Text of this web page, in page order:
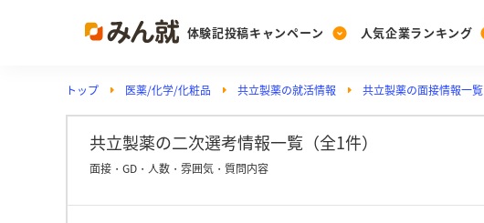
体験記投稿キャンペーン
Post
投稿する
人気企業ランキング
Ranking
ランキングを見る
Vote
PickUp
注目の企業特集
トップ 医薬/化学/化粧品 共立製薬の就活情報 共立製薬の面接情報一覧
共立製薬の二次選考情報一覧（全1件）
面接・GD・人数・雰囲気・質問内容